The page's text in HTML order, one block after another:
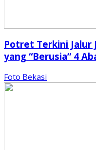
Potret Terkini Jalur
yang “Berusia” 4
Foto Bekasi